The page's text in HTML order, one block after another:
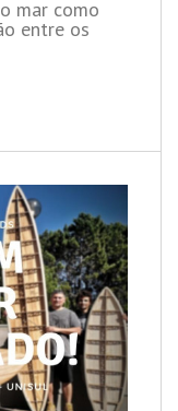
mar como
entre os